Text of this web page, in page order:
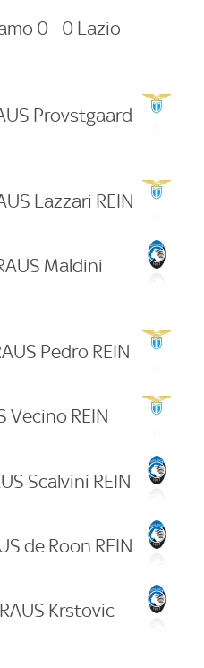
0 - 0 Lazio
Provstgaard
Lazzari REIN
Maldini
Pedro REIN
Vecino REIN
Scalvini REIN
de Roon REIN
Krstovic